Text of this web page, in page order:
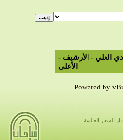
العلي - الأرشيف -
الأعلى
Powered by
الشعار العالمية